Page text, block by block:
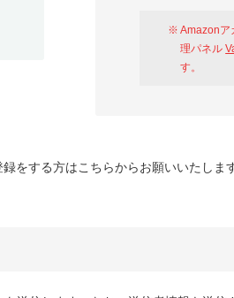
Amazonア
理パネル
す。
をする方はこちらからお願いいたします